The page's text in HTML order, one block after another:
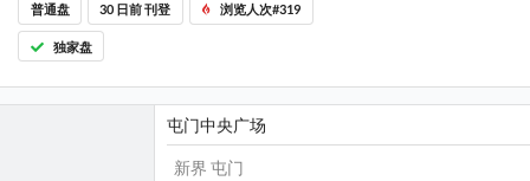
普通盘 30 日前 刊登 浏览人次#319
独家盘
屯门中央广场
新界 屯门